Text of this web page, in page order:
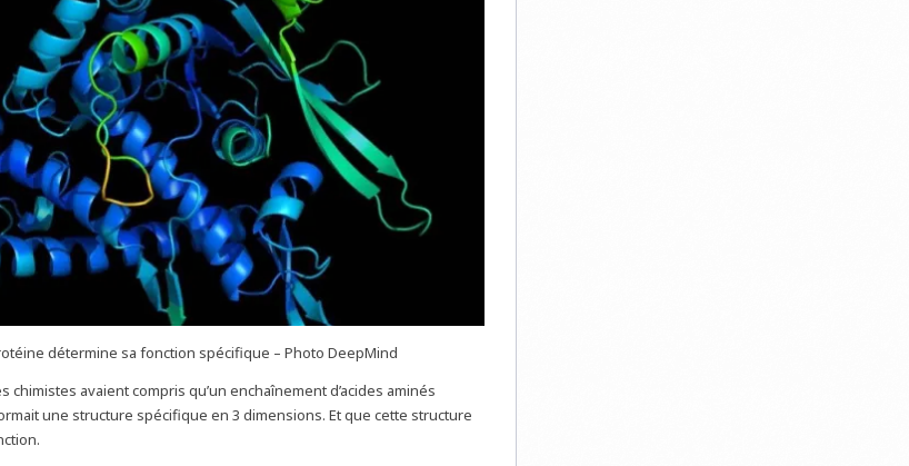
détermine sa fonction spécifique – Photo DeepMind
chimistes avaient compris qu’un enchaînement d’acides aminés
une structure spécifique en 3 dimensions. Et que cette structure